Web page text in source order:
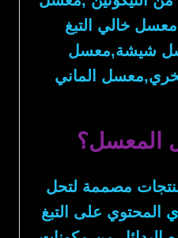
خالي التبغ
شيشة,معسل
الماني
المعسل؟
مصممة لتحل
المحتوي على التبغ